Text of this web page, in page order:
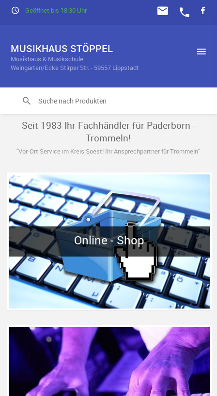
Geöffnet bis 18:30 Uhr
MUSIKHAUS STÖPPEL
Musikhaus & Musikschule
Weingarten/Ecke Stirper Str. - 59557 Lippstadt
Seit 1983 Ihr Fachhändler für Paderborn -
Trommeln!
"Vor-Ort Service im Kreis Soest! Ihr Ansprechpartner für Trommeln"
Online - Shop